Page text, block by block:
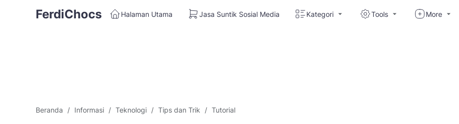
FerdiChocs Halaman Utama Jasa Suntik Sosial Media Kategori Tools More
Beranda Informasi Teknologi Tips dan Trik Tutorial